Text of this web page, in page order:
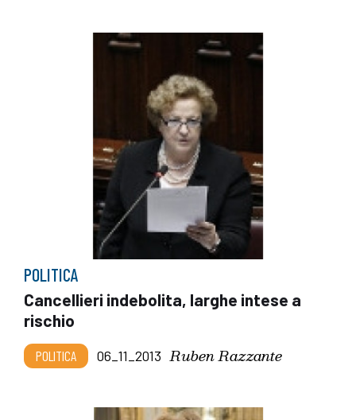
POLITICA
Cancellieri indebolita, larghe intese a
rischio
POLITICA 06_11_2013 Ruben Razzante